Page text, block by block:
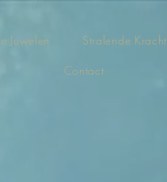
Juwelen Stralende Kracht
Contact